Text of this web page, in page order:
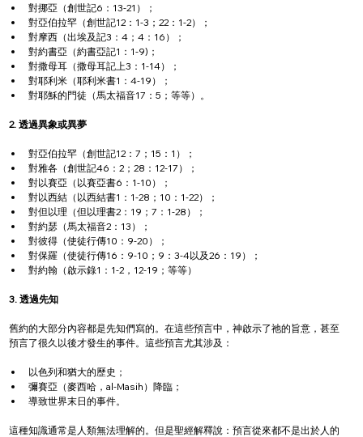
對挪亞（創世記6：13-21）；
對亞伯拉罕（創世記12：1-3；22：1-2）；
對摩西（出埃及記3：4；4：16）；
對約書亞（約書亞記1：1-9)；
對撒母耳（撒母耳記上3：1-14）；
對耶利米（耶利米書1：4-19）；
對耶穌的門徒（馬太福音17：5；等等）。
2. 透過異象或異夢
對亞伯拉罕（創世記12：7；15：1）；
對雅各（創世記46：2；28：12-17）；
對以賽亞（以賽亞書6：1-10）；
對以西結（以西結書1：1-28；10：1-22）；
對但以理（但以理書2：19；7：1-28）；
對約瑟（馬太福音2：13）；
對彼得（使徒行傳10：9-20）；
對保羅（使徒行傳16：9-10；9：3-4以及26：19）；
對約翰（啟示錄1：1-2，12-19；等等）
3. 透過先知
舊約的大部分內容都是先知們寫的。在這些預言中，神啟示了祂的旨意，甚至
預言了很久以後才發生的事件。這些預言尤其涉及：
以色列和猶大的歷史；
彌賽亞（麥西哈，al-Masih）降臨；
導致世界末日的事件。
這種知識通常是人類無法理解的。但是聖經解釋說：預言從來都不是出於人的